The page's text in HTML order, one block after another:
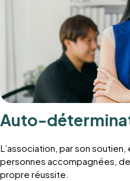
Auto-
L’association, par son
personnes accompagnées,
propre réussite.